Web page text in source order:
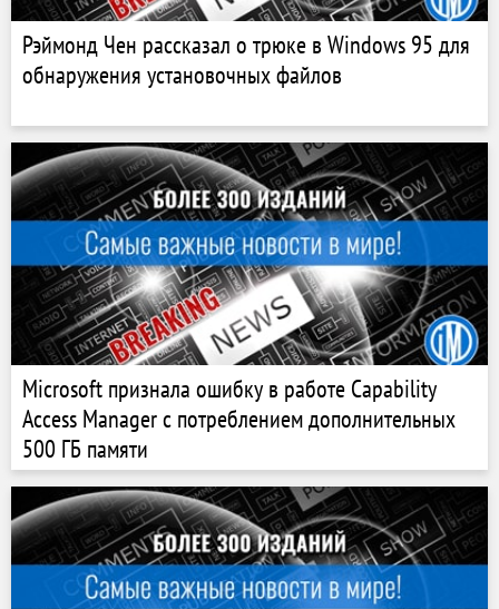
Рэймонд Чен рассказал о трюке в Windows 95 для
обнаружения установочных файлов
Microsoft признала ошибку в работе Capability
Access Manager с потреблением дополнительных
500 ГБ памяти